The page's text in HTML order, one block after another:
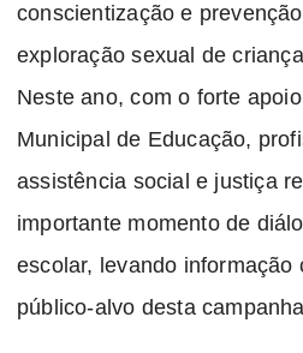
conscientização e
exploração sexual de
Neste ano, com o forte
Municipal de Educação,
assistência social e justiça
importante momento de
escolar, levando informação
público-alvo desta